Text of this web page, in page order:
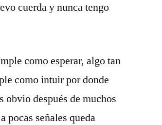
cuerda y nunca tengo
como esperar, algo tan
como intuir por donde
obvio después de muchos
pocas señales queda